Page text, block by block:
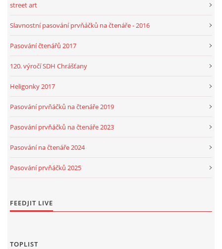
Nahoru ↑
street art
Slavnostní pasování prvňáčků na čtenáře - 2016
Pasování čtenářů 2017
120. výročí SDH Chrášťany
Heligonky 2017
Pasování prvňáčků na čtenáře 2019
Pasování prvňáčků na čtenáře 2023
Pasování na čtenáře 2024
Pasování prvňáčků 2025
FEEDJIT LIVE
TOPLIST